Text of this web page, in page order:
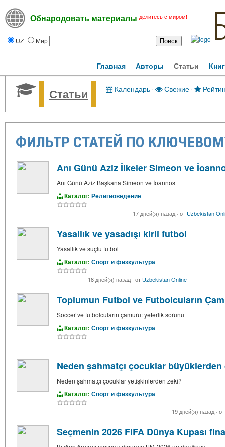
Обнародовать материалы делитесь с миром!
UZ Мир
Главная Авторы Статьи
Статьи Календарь· Свежие·
ФИЛЬТР СТАТЕЙ ПО
Anı Günü Aziz İlkeler Simeon ve
Anı Günü Aziz Başkana Simeon ve İoannos
Каталог: Религиоведение
17 дней(я) назад · от Uzbekistan
Yasallık ve yasadışı kirli futbol
Yasallık ve suçlu futbol
Каталог: Спорт и физкультура
18 дней(я) назад · от Uzbekistan Online
Toplumun Futbol ve Futbolcuların
Soccer ve futbolcuların çamuru: yeterlik sorunu
Каталог: Спорт и физкультура
Neden şahmatçı çocuklar
Neden şahmatçı çocuklar yetişkinlerden zeki?
Каталог: Спорт и физкультура
19 дней(я) назад ·
Seçmenin 2026 FIFA Dünya Kupası